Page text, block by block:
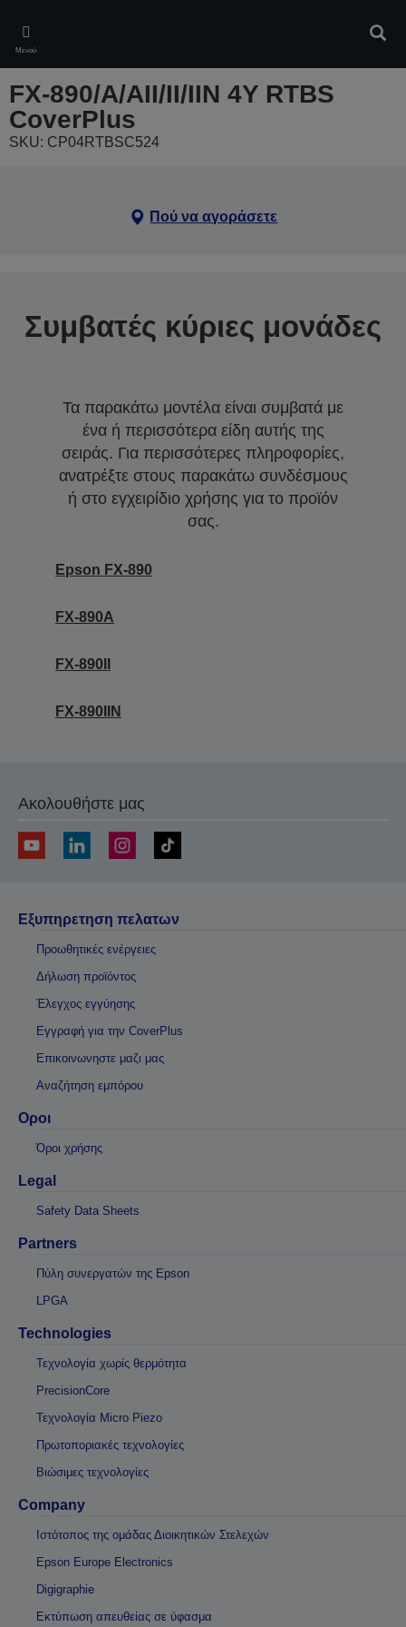
main
content
Μενού
FX-890/A/AII/II/IIN 4Y RTBS
CoverPlus
SKU: CP04RTBSC524
Πού να αγοράσετε
Συμβατές κύριες μονάδες
Τα παρακάτω μοντέλα είναι συμβατά με
ένα ή περισσότερα είδη αυτής της
σειράς. Για περισσότερες πληροφορίες,
ανατρέξτε στους παρακάτω συνδέσμους
ή στο εγχειρίδιο χρήσης για το προϊόν
σας.
Epson FX-890
FX-890A
FX-890II
FX-890IIN
Ακολουθήστε μας
Εξυπηρετηση πελατων
Προωθητικές ενέργειες
Δήλωση προϊόντος
Έλεγχος εγγύησης
Εγγραφή για την CoverPlus
Επικοινωνηστε μαζι μας
Αναζήτηση εμπόρου
Οροι
Όροι χρήσης
Legal
Safety Data Sheets
Partners
Πύλη συνεργατών της Epson
LPGA
Technologies
Τεχνολογία χωρίς θερμότητα
PrecisionCore
Τεχνολογία Micro Piezo
Πρωτοποριακές τεχνολογίες
Βιώσιμες τεχνολογίες
Company
Ιστότοπος της ομάδας Διοικητικών Στελεχών
Epson Europe Electronics
Digigraphie
Εκτύπωση απευθείας σε ύφασμα